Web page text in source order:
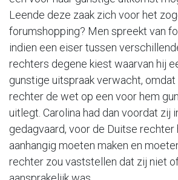
Leende deze zaak zich voor het
forumshopping? Men spreekt van
indien een eiser tussen
rechters degene kiest waarvan hij
gunstige uitspraak verwacht,
rechter de wet op een voor hem
uitlegt. Carolina had dan voordat zij
gedagvaard, voor de Duitse rechter
aanhangig moeten maken en
rechter zou vaststellen dat zij niet